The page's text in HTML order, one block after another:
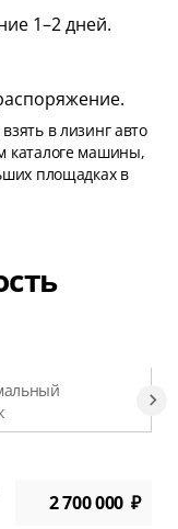
1–2 дней.
в лизинг авто
каталоге машины,
площадках в